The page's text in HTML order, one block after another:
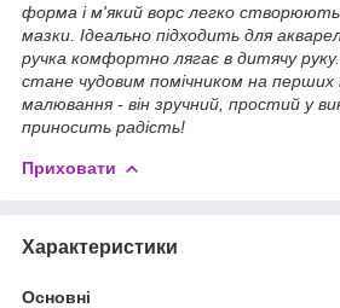
форма і м'який ворс легко створюють
мазки. Ідеально підходить для
ручка комфортно лягає в дитячу
стане чудовим помічником на перших
малювання - він зручний, простий у
приносить радість!
Приховати
Характеристики
Основні